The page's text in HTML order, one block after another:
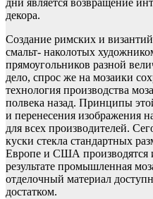
дни является возвращение
декора.
Создание римских и
смальт- наколотых
прямоугольников разной
дело, спрос же на мозаики
технология производства
полвека назад. Принципы
и перенесения изображения
для всех производителей.
куски стекла стандартных
Европе и США производятся
результате промышленная
отделочный материал
достатком.